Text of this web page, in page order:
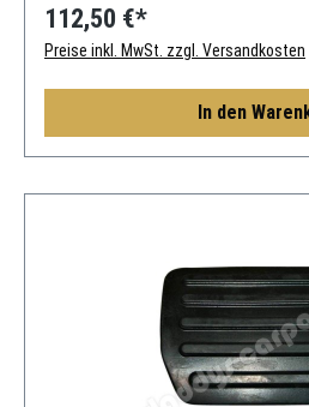
112,50 €*
Preise inkl. MwSt. zzgl. Versandkosten
In den